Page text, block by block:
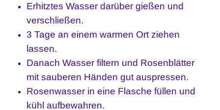
Erhitztes Wasser darüber gießen und
verschließen.
3 Tage an einem warmen Ort ziehen
lassen.
Danach Wasser filtern und Rosenblätter
mit sauberen Händen gut auspressen.
Rosenwasser in eine Flasche füllen und
kühl aufbewahren.